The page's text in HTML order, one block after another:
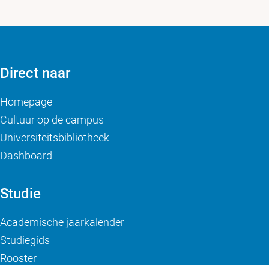
Direct naar
Homepage
Cultuur op de campus
Universiteitsbibliotheek
Dashboard
Studie
Academische jaarkalender
Studiegids
Rooster